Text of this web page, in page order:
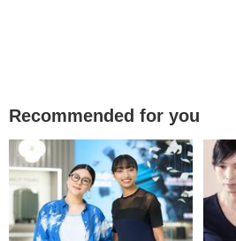
Recommended for you